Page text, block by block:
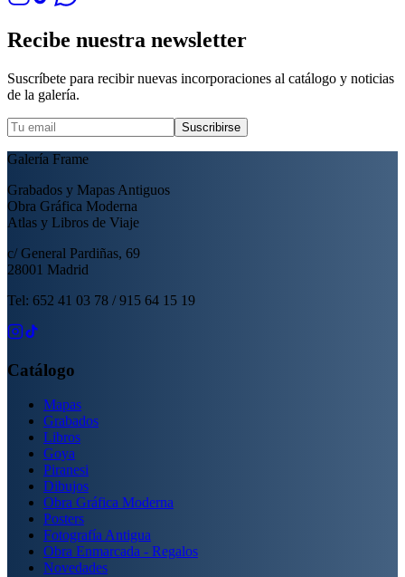
Recibe nuestra newsletter
Suscríbete para recibir nuevas incorporaciones al catálogo y noticias
de la galería.
Suscribirse
Galería Frame
Grabados y Mapas Antiguos
Obra Gráfica Moderna
Atlas y Libros de Viaje
c/ General Pardiñas, 69
28001 Madrid
Tel: 652 41 03 78 / 915 64 15 19
Catálogo
Mapas
Grabados
Libros
Goya
Piranesi
Dibujos
Obra Gráfica Moderna
Posters
Fotografía Antigua
Obra Enmarcada - Regalos
Novedades